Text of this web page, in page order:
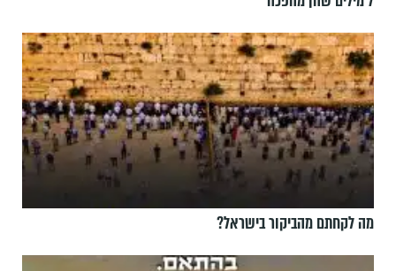
מה לקחתם מהביקור בישראל?